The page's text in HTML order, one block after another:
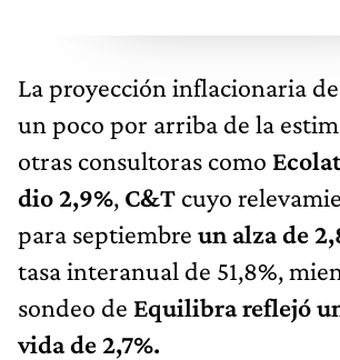
La proyección inflacionaria
un poco por arriba de la
otras consultoras como
dio 2,9%, C&T cuyo
para septiembre un alza de
tasa interanual de 51,8%,
sondeo de Equilibra reflejó
vida de 2,7%.